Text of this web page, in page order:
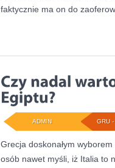
faktycznie ma on do
GRU
ADMIN
Grecja doskonałym
osób nawet myśli, iż Italia to